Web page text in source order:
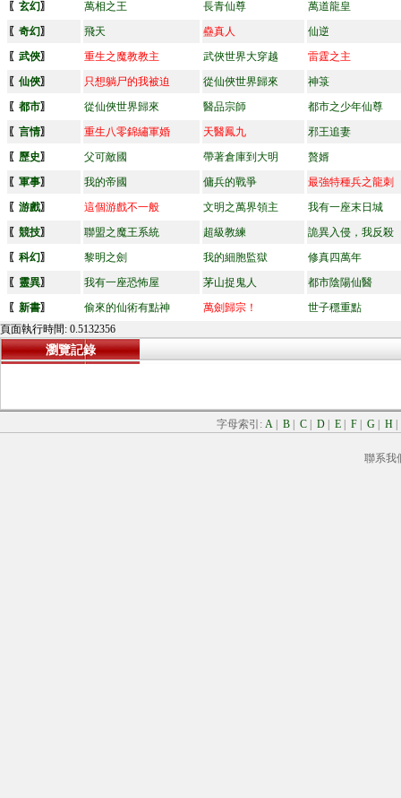
〖 玄幻〗 萬相之王 長青仙尊
萬道龍皇
〖 奇幻〗 飛天 蠱真人
仙逆
〖 武俠〗 重生之魔教教主 武俠世界大穿越
雷霆之主
〖 仙俠〗 只想躺尸的我被迫 從仙俠世界歸來
神箓
〖 都市〗 從仙俠世界歸來 醫品宗師
都市之少年仙尊
〖 言情〗 重生八零錦繡軍婚 天醫鳳九
邪王追妻
〖 歷史〗 父可敵國 帶著倉庫到大明
贅婿
〖 軍事〗 我的帝國 傭兵的戰爭
最強特種兵之龍刺
〖 游戲〗 這個游戲不一般 文明之萬界領主
我有一座末日城
〖 競技〗 聯盟之魔王系統 超級教練
詭異入侵，我反殺
〖 科幻〗 黎明之劍 我的細胞監獄
修真四萬年
〖 靈異〗 我有一座恐怖屋 茅山捉鬼人
都市陰陽仙醫
〖 新書〗 偷來的仙術有點神 萬劍歸宗！
世子穩重點
頁面執行時間: 0.5132356
瀏覽記錄
字母索引: A B C D E F G H
聯系我